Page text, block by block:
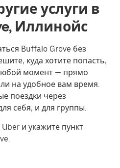
услуги в
Иллинойс
Buffalo Grove без
куда хотите попасть,
момент — прямо
на удобное вам время.
поездки через
себя, и для группы.
и укажите пункт